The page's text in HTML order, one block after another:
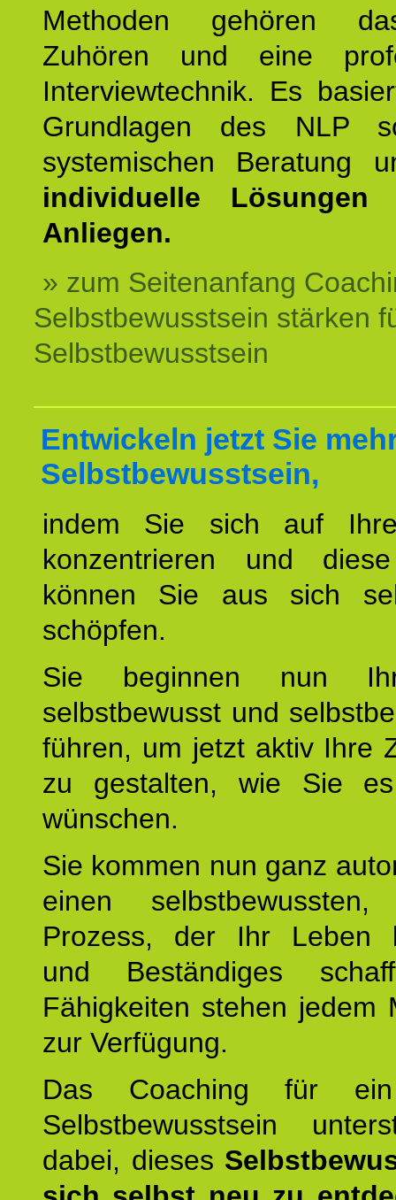
Methoden gehören
Zuhören und eine
Interviewtechnik. Es
Grundlagen des NLP
systemischen Beratung
individuelle
Anliegen.
» zum Seitenanfang
Selbstbewusstsein stärken
Selbstbewusstsein
Entwickeln jetzt Sie
Selbstbewusstsein,
indem Sie sich auf
konzentrieren und
können Sie aus sich
schöpfen.
Sie beginnen nun
selbstbewusst und
führen, um jetzt aktiv Ihre
zu gestalten, wie Sie
wünschen.
Sie kommen nun ganz
einen selbstbewussten,
Prozess, der Ihr Leben
und Beständiges
Fähigkeiten stehen jedem
zur Verfügung.
Das Coaching für
Selbstbewusstsein
dabei, dieses